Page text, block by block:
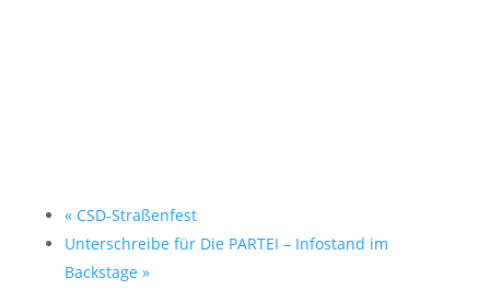
«CSD-Straßenfest
Unterschreibe für Die PARTEI – Infostand im
Backstage »